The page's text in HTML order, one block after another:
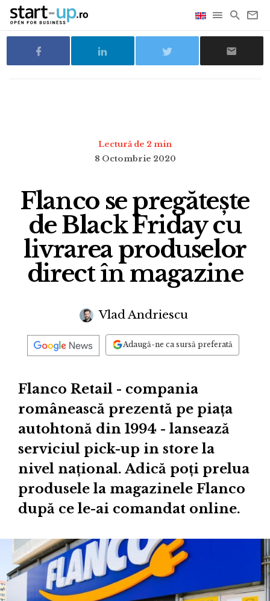
Lectură de 2 min
8 Octombrie 2020
Flanco se pregătește
de Black Friday cu
livrarea produselor
direct în magazine
Vlad Andriescu
Adaugă-ne ca sursă preferată
Flanco Retail - compania
românească prezentă pe piața
autohtonă din 1994 - lansează
serviciul pick-up in store la
nivel național. Adică poți prelua
produsele la magazinele Flanco
după ce le-ai comandat online.